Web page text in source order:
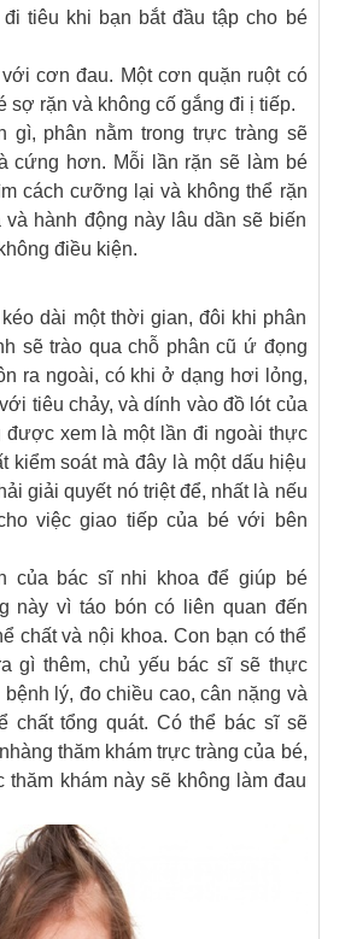
tiêu khi bạn bắt đầu tập cho bé
cơn đau. Một cơn quặn ruột có
sợ rặn và không cố gắng đi ị tiếp.
gì, phân nằm trong trực tràng sẽ
cứng hơn. Mỗi lần rặn sẽ làm bé
cách cưỡng lại và không thể rặn
hành động này lâu dần sẽ biến
điều kiện.
dài một thời gian, đôi khi phân
sẽ trào qua chỗ phân cũ ứ đọng
ra ngoài, có khi ở dạng hơi lỏng,
tiêu chảy, và dính vào đồ lót của
được xem là một lần đi ngoài thực
kiểm soát mà đây là một dấu hiệu
giải quyết nó triệt để, nhất là nếu
việc giao tiếp của bé với bên
của bác sĩ nhi khoa để giúp bé
này vì táo bón có liên quan đến
chất và nội khoa. Con bạn có thể
gì thêm, chủ yếu bác sĩ sẽ thực
lý, đo chiều cao, cân nặng và
chất tổng quát. Có thể bác sĩ sẽ
thăm khám trực tràng của bé,
thăm khám này sẽ không làm đau